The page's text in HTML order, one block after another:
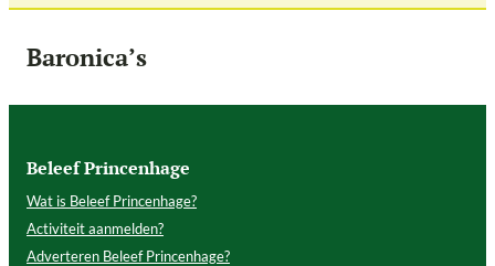
Baronica’s
Beleef Princenhage
Wat is Beleef Princenhage?
Activiteit aanmelden?
Adverteren Beleef Princenhage?